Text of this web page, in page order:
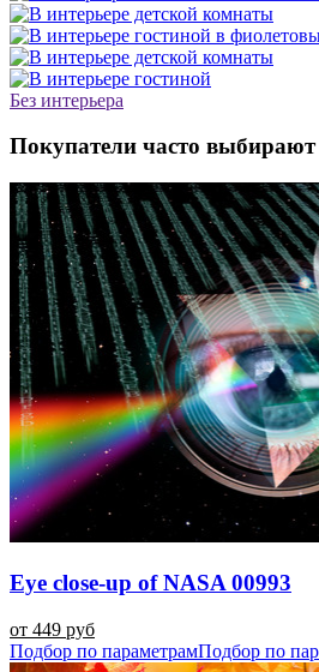
Без интерьера
Покупатели часто выбирают
Eye close-up of NASA 00993
от 449 руб
Подбор по параметрамПодбор по